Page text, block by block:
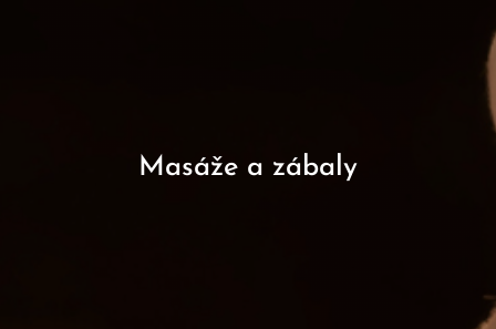
Masáže a zábaly